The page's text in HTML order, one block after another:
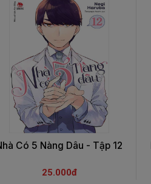
Có 5 Nàng Dâu - Tập 12
25.000đ